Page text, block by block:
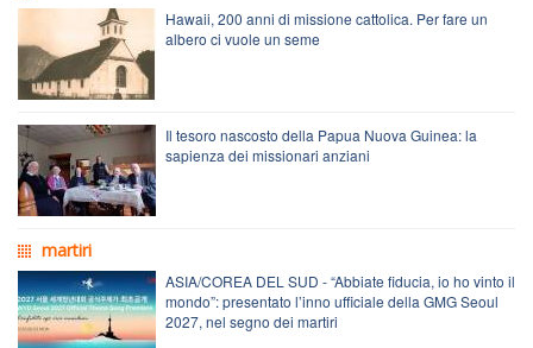
Hawaii, 200 anni di missione cattolica. Per fare un
albero ci vuole un seme
Il tesoro nascosto della Papua Nuova Guinea: la
sapienza dei missionari anziani
martiri
ASIA/COREA DEL SUD - “Abbiate fiducia, io ho vinto il
mondo”: presentato l’inno ufficiale della GMG Seoul
2027, nel segno dei martiri